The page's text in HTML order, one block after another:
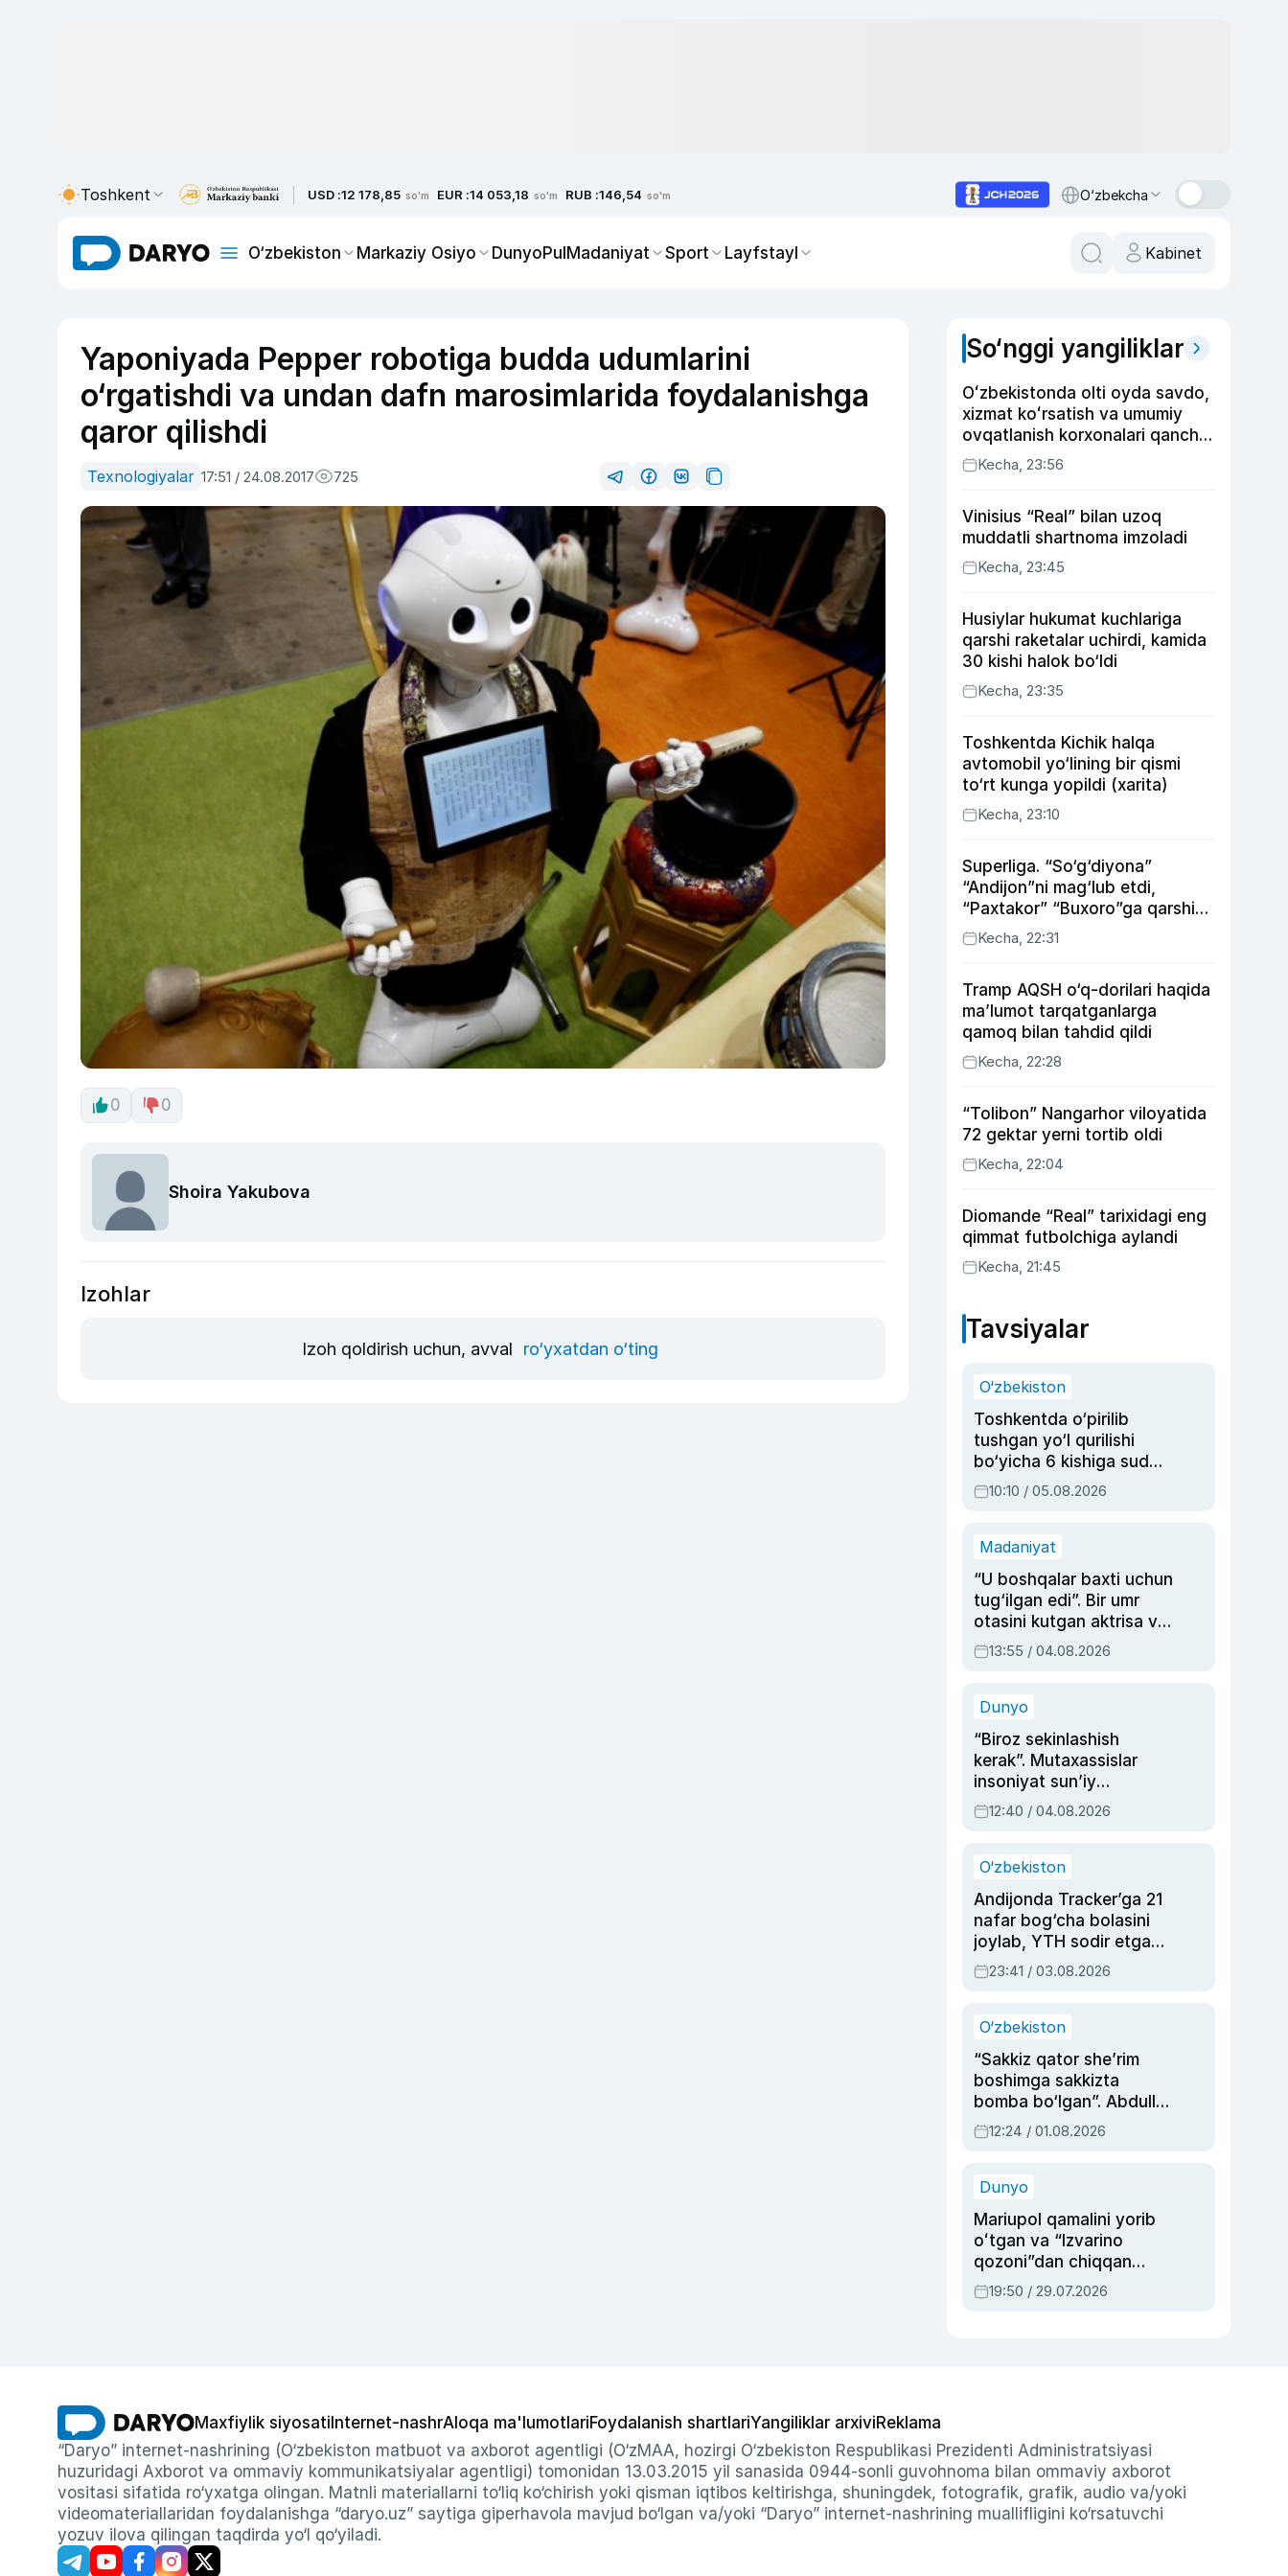
Toshkent USD :12 178,85 so'm EUR :14 053,18 so'm RUB :146,54 so'm O‘zbekcha
O‘zbekiston Markaziy Osiyo DunyoPulMadaniyat Sport Layfstayl Kabinet
Yaponiyada Pepper robotiga budda udumlarini
o‘rgatishdi va undan dafn marosimlarida foydalanishga
qaror qilishdi
Texnologiyalar 17:51 / 24.08.2017 725
0 0
Shoira Yakubova
Izohlar
Izoh qoldirish uchun, avval ro‘yxatdan o‘ting
So‘nggi yangiliklar
Oʻzbekistonda olti oyda savdo,
xizmat koʻrsatish va umumiy
ovqatlanish korxonalari qancha
soliq toʻlagani ochiqlandi
Kecha, 23:56
Vinisius “Real” bilan uzoq
muddatli shartnoma imzoladi
Kecha, 23:45
Husiylar hukumat kuchlariga
qarshi raketalar uchirdi, kamida
30 kishi halok bo‘ldi
Kecha, 23:35
Toshkentda Kichik halqa
avtomobil yo‘lining bir qismi
to‘rt kunga yopildi (xarita)
Kecha, 23:10
Superliga. “So‘g‘diyona”
“Andijon”ni mag‘lub etdi,
“Paxtakor” “Buxoro”ga qarshi
bahsda g‘alabani qo‘ldan
chiqardi
Kecha, 22:31
Tramp AQSH o‘q-dorilari haqida
ma’lumot tarqatganlarga
qamoq bilan tahdid qildi
Kecha, 22:28
“Tolibon” Nangarhor viloyatida
72 gektar yerni tortib oldi
Kecha, 22:04
Diomande “Real” tarixidagi eng
qimmat futbolchiga aylandi
Kecha, 21:45
Tavsiyalar
O‘zbekiston
Toshkentda o‘pirilib
tushgan yo‘l qurilishi
bo‘yicha 6 kishiga sud
hukmi o‘qildi
10:10 / 05.08.2026
Madaniyat
“U boshqalar baxti uchun
tug‘ilgan edi”. Bir umr
otasini kutgan aktrisa va
dublyaj ustasi Rimma
Ahmedovaning
13:55 / 04.08.2026
Dunyo
“Biroz sekinlashish
kerak”. Mutaxassislar
insoniyat sun’iy
intellektni boshqara
olmay qolishidan xavotir
12:40 / 04.08.2026
O‘zbekiston
Andijonda Tracker’ga 21
nafar bog‘cha bolasini
joylab, YTH sodir etgan
ayolga sud hukmi o‘qildi
23:41 / 03.08.2026
O‘zbekiston
“Sakkiz qator she’rim
boshimga sakkizta
bomba bo‘lgan”. Abdulla
Oripovni siyosiy
ayblovlardan asrab
12:24 / 01.08.2026
Dunyo
Mariupol qamalini yorib
oʻtgan va “Izvarino
qozoni”dan chiqqan
qahramon — Ukraina
armiyasi bosh
19:50 / 29.07.2026
Maxfiylik siyosati Internet-nashrAloqa ma'lumotlariFoydalanish shartlariYangiliklar arxiviReklama
“Daryo” internet-nashrining (O‘zbekiston matbuot va axborot agentligi (O‘zMAA, hozirgi O‘zbekiston Respublikasi Prezidenti Administratsiyasi
huzuridagi Axborot va ommaviy kommunikatsiyalar agentligi) tomonidan 13.03.2015 yil sanasida 0944-sonli guvohnoma bilan ommaviy axborot
vositasi sifatida ro‘yxatga olingan. Matnli materiallarni to‘liq ko‘chirish yoki qisman iqtibos keltirishga, shuningdek, fotografik, grafik, audio va/yoki
videomateriallaridan foydalanishga “daryo.uz” saytiga giperhavola mavjud bo‘lgan va/yoki “Daryo” internet-nashrining muallifligini ko‘rsatuvchi
yozuv ilova qilingan taqdirda yo‘l qo‘yiladi.